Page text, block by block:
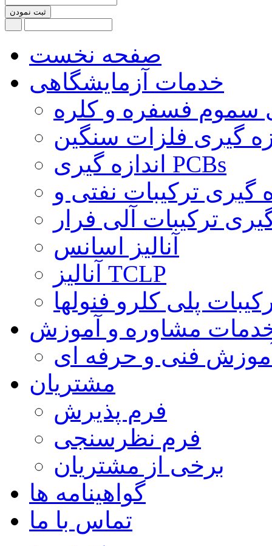
ثبت نمودن
صفحه نخست
خدمات آزمایشگاهی
سموم فسفره و کلره
گیری فلزات سنگین
اندازه گیری PCBs
ترکیبات آلی فرار
آنالیز اسانس
آنالیز TCLP
پلی کلرو فنولها
مشاوره و آموزش
فنی و حرفه ای
مشتریان
فرم پذیرش
فرم نظرسنجی
برخی از مشتریان
گواهینامه ها
تماس با ما